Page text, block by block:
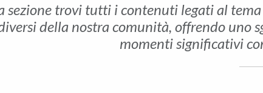
sezione trovi tutti i contenuti legati al
della nostra comunità, offrendo uno
momenti significativi